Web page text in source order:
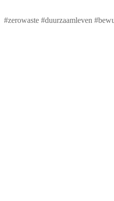
#zerowaste #duurzaamleven